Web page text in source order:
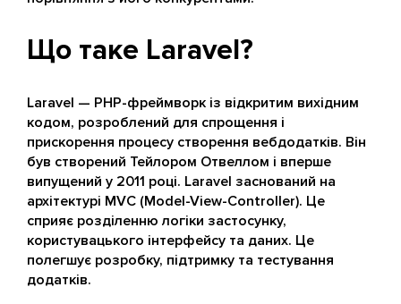
Що таке Laravel?
Laravel — PHP-фреймворк із відкритим вихідним
кодом, розроблений для спрощення і
прискорення процесу створення вебдодатків. Він
був створений Тейлором Отвеллом і вперше
випущений у 2011 році. Laravel заснований на
архітектурі MVC (Model-View-Controller). Це
сприяє розділенню логіки застосунку,
користувацького інтерфейсу та даних. Це
полегшує розробку, підтримку та тестування
додатків.